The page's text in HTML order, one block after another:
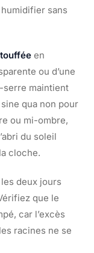
sans
en
ou d’une
serre maintient
qua non pour
ou mi-ombre,
du soleil
cloche.
deux jours
que le
car l’excès
racines ne se